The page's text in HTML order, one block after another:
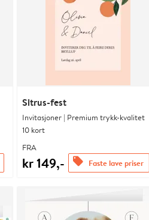
Sitrus-fest
Invitasjoner | Premium trykk-kvalitet
10 kort
FRA
kr 149,- offers Faste lave priser